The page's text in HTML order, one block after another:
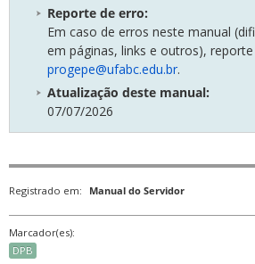
Reporte de erro:
Em caso de erros neste manual
em páginas, links e outros),
progepe@ufabc.edu.br.
Atualização deste manual:
07/07/2026
Registrado em: Manual do Servidor
Marcador(es):
DPB